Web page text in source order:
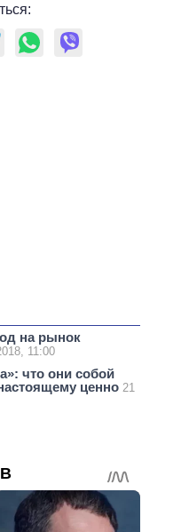
на рынок
11:00
что они собой
ценно 21